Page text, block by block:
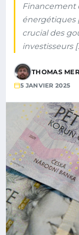
Financement
énergétiques
crucial des
investisseurs
THOMAS
5 JANVIER 2025